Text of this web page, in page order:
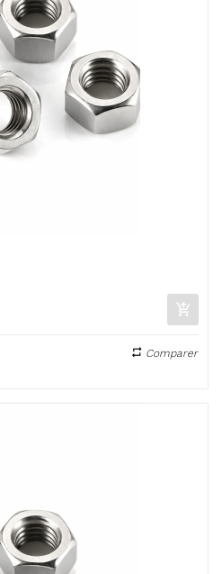
Comparer